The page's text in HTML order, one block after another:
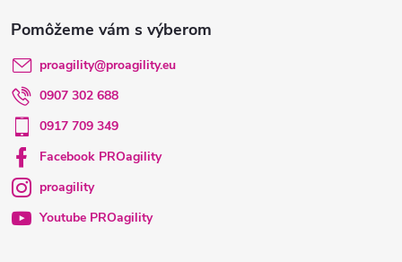
á
p
ä
proagility@proagility.eu
0907 302 688
0917 709 349
Facebook PROagility
proagility
Youtube PROagility